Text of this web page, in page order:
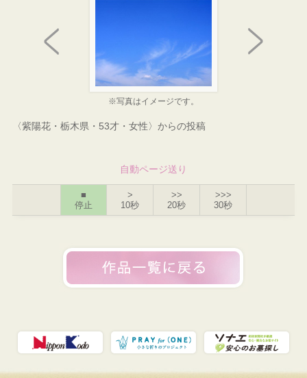
※写真はイメージです。
〈紫陽花・栃木県・53才・女性〉からの投稿
自動ページ送り
■
停止
>
10秒
>>
20秒
>>>
30秒